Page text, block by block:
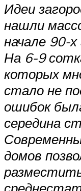
Идеи
нашли
начале 90-
На 6-9
которых
стало не
ошибок
середина
домов